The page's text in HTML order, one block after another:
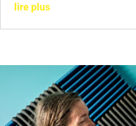
lire plus